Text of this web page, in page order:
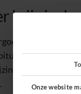
Onze website
krijg je
als je
Je hebt dan
nodig van je